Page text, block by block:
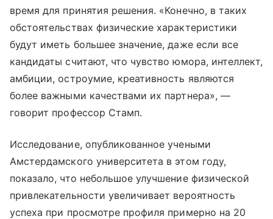
время для принятия решения. «Конечно, в таких
обстоятельствах физические характеристики
будут иметь большее значение, даже если все
кандидаты считают, что чувство юмора, интеллект,
амбиции, остроумие, креативность являются
более важными качествами их партнера», —
говорит профессор Стамп.
Исследование, опубликованное учеными
Амстердамского университета в этом году,
показало, что небольшое улучшение физической
привлекательности увеличивает вероятность
успеха при просмотре профиля примерно на 20